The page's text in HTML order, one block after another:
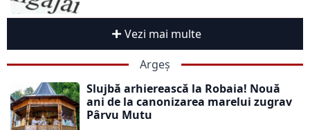
Vezi mai multe
Argeș
Slujbă arhierească la Robaia! Nouă
ani de la canonizarea marelui zugrav
Pârvu Mutu